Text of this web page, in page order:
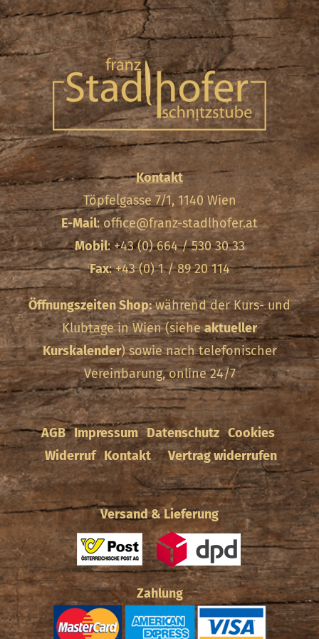
Kontakt
Töpfelgasse 7/1, 1140 Wien
E-Mail:office@franz-stadlhofer.at
Mobil: +43 (0) 664 / 530 30 33
Fax: +43 (0) 1 / 89 20 114
Öffnungszeiten Shop:während der Kurs- und
Klubtage in Wien (sieheaktueller
Kurskalender) sowie nach telefonischer
Vereinbarung, online 24/7
AGB Impressum Datenschutz Cookies
Widerruf Kontakt Vertrag widerrufen
Versand & Lieferung
Zahlung